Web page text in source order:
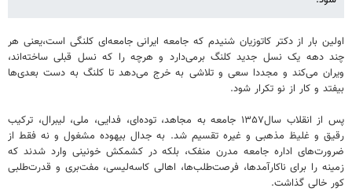
اولین بار از دکتر کاتوزیان شنیدم که جامعه ایرانی جامعه‌ای کلنگی است،یعنی هر
چند دهه یک نسل جدید کلنگ برمی‌دارد و هرچه را که نسل قبلی ساخته‌اند،
ویران می‌کند و مجددا سعی و تلاشی به خرج می‌دهد تا کلنگ به دست بعدی‌ها
بیفتد و کار از نو تکرار شود.
پس از انقلاب سال۱۳۵۷ جامعه به مجاهد، توده‌ای، فدایی، ملی، لیبرال، ترکیب
رقیق و غلیظ مذهبی و غیره تقسیم شد. به جدال بیهوده مشغول و نه فقط از
ضرورت‌های اداره جامعه مدرن منفک، بلکه در کشمکش خونینی وارد شدند که
زمینه را برای ناکارآمدها، فرصت‌طلب‌ها، اهالی کاسه‌لیسی، مفت‌بری و قدرت‌طلبی
کور خالی گذاشت.